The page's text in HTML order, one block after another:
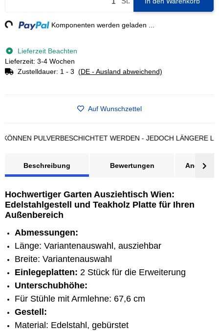
Komponenten werden geladen ...
Lieferzeit Beachten
Lieferzeit: 3-4 Wochen
Zustelldauer: 1 - 3 (DE - Ausland abweichend)
Auf Wunschzettel
PULVERBESCHICHTET WERDEN - JEDOCH LÄNGERE
Beschreibung Bewertungen Angebot
Hochwertiger Garten Ausziehtisch Wien:
Edelstahlgestell und Teakholz Platte für Ihren
Außenbereich
Abmessungen:
Länge: Variantenauswahl, ausziehbar
Breite: Variantenauswahl
Einlegeplatten: 2 Stück für die Erweiterung
Unterschubhöhe:
Für Stühle mit Armlehne: 67,6 cm
Gestell:
Material: Edelstahl, gebürstet